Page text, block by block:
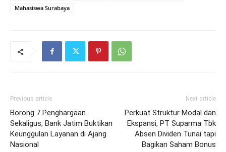
Mahasiswa Surabaya
Previous article
Borong 7 Penghargaan
Sekaligus, Bank Jatim Buktikan
Keunggulan Layanan di Ajang
Nasional
Next article
Perkuat Struktur Modal dan
Ekspansi, PT Suparma Tbk
Absen Dividen Tunai tapi
Bagikan Saham Bonus